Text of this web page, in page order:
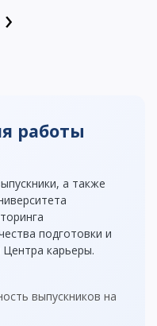
›
работы
а также
подготовки и
карьеры.
выпускников на